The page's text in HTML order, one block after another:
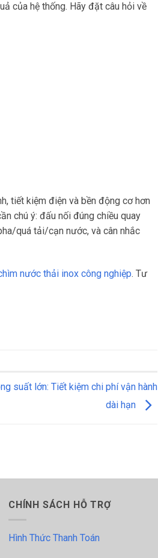
của hệ thống. Hãy đặt câu hỏi về
tiết kiệm điện và bền động cơ hơn
chú ý: đấu nối đúng chiều quay
quá tải/cạn nước, và cân nhắc
nước thải inox công nghiệp. Tư
suất lớn: Tiết kiệm chi phí vận hành
dài hạn
CHÍNH SÁCH HỖ TRỢ
Hình Thức Thanh Toán